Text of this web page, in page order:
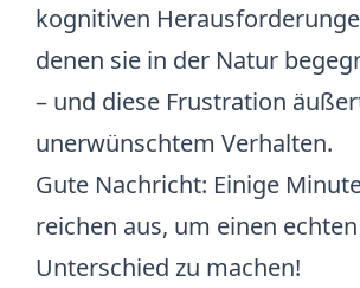
kognitiven
denen sie in der Natur
– und diese Frustration
unerwünschtem Verhalten.
Gute Nachricht: Einige
reichen aus, um einen echten
Unterschied zu machen!